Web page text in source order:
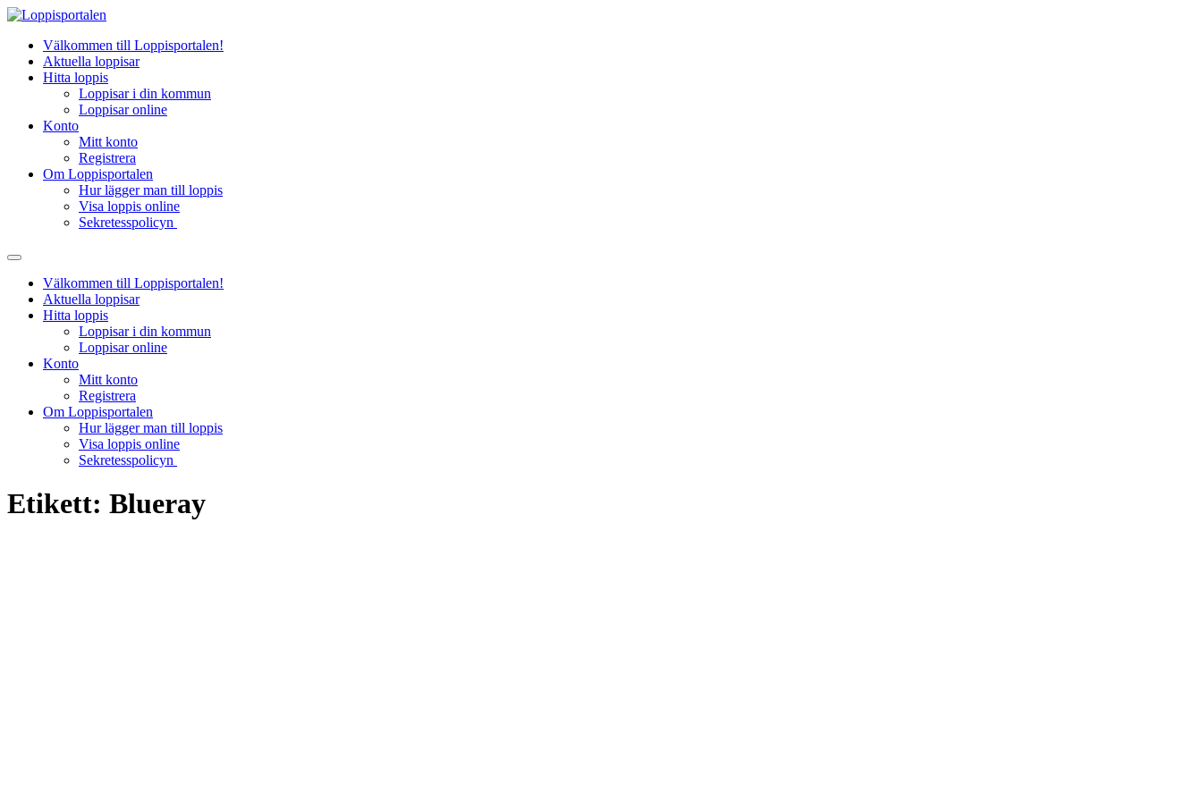
Hoppa
innehållVälkommen till Loppisportalen!
Aktuella loppisar
Hitta loppis
Loppisar i din kommun
Loppisar online
Konto
Mitt konto
Registrera
Om Loppisportalen
Hur lägger man till loppis
Visa loppis online
Sekretesspolicyn
Välkommen till Loppisportalen!
Aktuella loppisar
Hitta loppis
Loppisar i din kommun
Loppisar online
Konto
Mitt konto
Registrera
Om Loppisportalen
Hur lägger man till loppis
Visa loppis online
Sekretesspolicyn
Etikett: Blueray